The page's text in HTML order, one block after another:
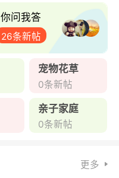
你问我答
26条新帖
宠物花草
0条新帖
亲子家庭
0条新帖
更多